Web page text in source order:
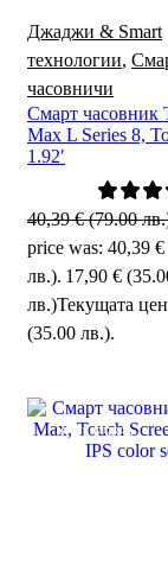
Джаджи & Smart
технологии,
часовничи
Смарт часовник
Max L Series 8,
1.92′
40,39€ (79.00
price was: 40,39
лв.). 17,90 €
лв.)Текущата
(35.00 лв.).
SALE58%